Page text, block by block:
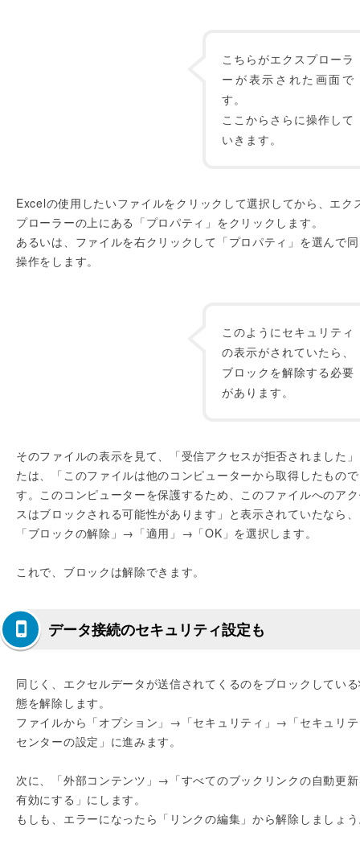
こちらがエクスプローラ
ーが表示された画面で
す。
ここからさらに操作して
いきます。
Excelの使用したいファイルをクリックして選択してから、エク
プローラーの上にある「プロパティ」をクリックします。
あるいは、ファイルを右クリックして「プロパティ」を選んで
操作をします。
このようにセキュリティ
の表示がされていたら、
ブロックを解除する必要
があります。
そのファイルの表示を見て、「受信アクセスが拒否されました
たは、「このファイルは他のコンピューターから取得したもので
す。このコンピューターを保護するため、このファイルへのア
スはブロックされる可能性があります」と表示されていたなら、
「ブロックの解除」→「適用」→「OK」を選択します。
これで、ブロックは解除できます。
データ接続のセキュリティ設定も
同じく、エクセルデータが送信されてくるのをブロックしてい
態を解除します。
ファイルから「オプション」→「セキュリティ」→「セキュリ
センターの設定」に進みます。
次に、「外部コンテンツ」→「すべてのブックリンクの自動更
有効にする」にします。
もしも、エラーになったら「リンクの編集」から解除しましょ